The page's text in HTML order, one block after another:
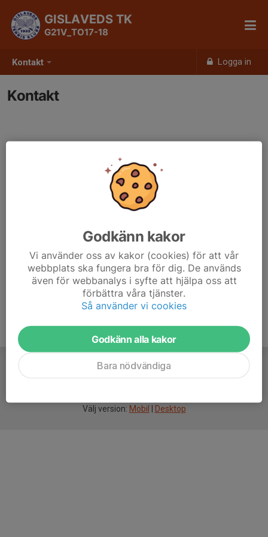
Kontakt Logga in
GISLAVEDS TK
G21V_TO17-18
Kontakt
Välj version: Mobil Desktop
Godkänn kakor
Vi använder oss av kakor (cookies) för att vår
webbplats ska fungera bra för dig. De används
även för webbanalys i syfte att hjälpa oss att
förbättra våra tjänster.
Så använder vi cookies
Godkänn alla kakor
Bara nödvändiga